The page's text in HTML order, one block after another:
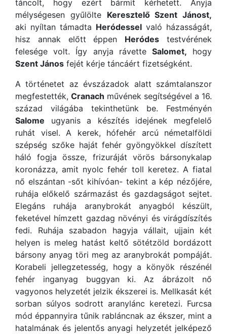
táncolt, hogy ezért bármit kérhetett. Anyja
mélységesen gyűlölte Keresztelő Szent Jánost,
aki nyíltan támadta Heródessel való házasságát,
hisz annak előtt éppen Heródes testvérének
felesége volt. Így anyja rávette Salomet, hogy
Szent János fejét kérje táncáért fizetségként.
A történetet az évszázadok alatt számtalanszor
megfestették, Cranach művének segítségével a 16.
század világába tekinthetünk be. Festményén
Salome ugyanis a készítés idejének megfelelő
ruhát visel. A kerek, hófehér arcú németalföldi
szépség szőke haját fehér gyöngyökkel díszített
háló fogja össze, frizuráját vörös bársonykalap
koronázza, amit nyolc fehér toll keretez. A fiatal
nő elszántan -sőt kihívóan- tekint a kép nézőjére,
ruhája előkelő származást és gazdagságot sejtet.
Elegáns ruhája aranybrokát anyagból készült,
feketével hímzett gazdag növényi és virágdíszítés
fedi. Ruhája szabadon hagyja vállait, ujjain két
helyen is meleg hatást keltő sötétzöld bordázott
bársony anyag töri meg az aranybrokát pompáját.
Korabeli jellegzetesség, hogy a könyök részénél
fehér inganyag buggyan ki. Az ábrázolt nő
vagyonos helyzetét jelzik ékszerei is. Mellkasát két
sorban súlyos sodrott aranylánc keretezi. Furcsa
mód éppannyira tűnik rabláncnak az ékszer, mint a
hatalmának és jelentős anyagi helyzetét jelképező